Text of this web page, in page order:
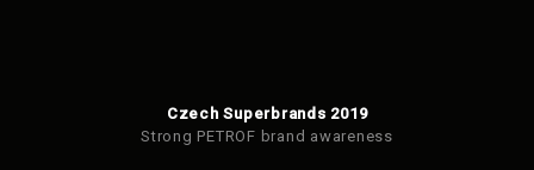
Czech Superbrands 2019
Strong PETROF brand awareness